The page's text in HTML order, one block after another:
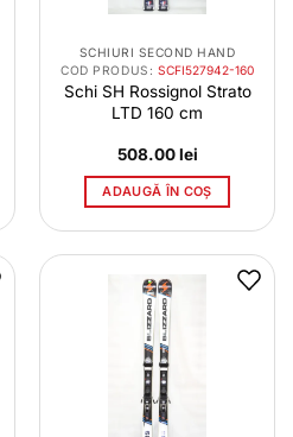
SCHIURI SECOND HAND
COD PRODUS: SCFI527942-160
Schi SH Rossignol Strato
LTD 160 cm
508.00lei
ADAUGĂ ÎN COȘ